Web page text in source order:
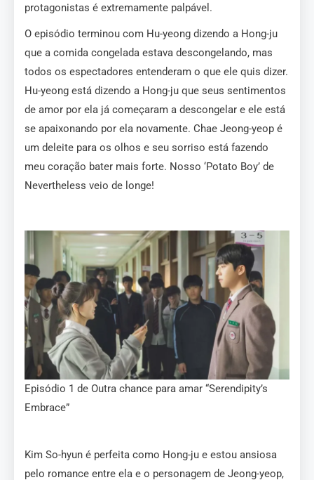
protagonistas é extremamente palpável.
O episódio terminou com Hu-yeong dizendo a Hong-ju
que a comida congelada estava descongelando, mas
todos os espectadores entenderam o que ele quis dizer.
Hu-yeong está dizendo a Hong-ju que seus sentimentos
de amor por ela já começaram a descongelar e ele está
se apaixonando por ela novamente. Chae Jeong-yeop é
um deleite para os olhos e seu sorriso está fazendo
meu coração bater mais forte. Nosso ‘Potato Boy’ de
Nevertheless veio de longe!
Episódio 1 de Outra chance para amar “Serendipity’s
Embrace”
Kim So-hyun é perfeita como Hong-ju e estou ansiosa
pelo romance entre ela e o personagem de Jeong-yeop,